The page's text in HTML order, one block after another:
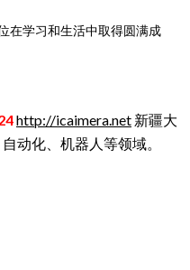
在学习和生活中取得圆满成
http://icaimera.net 新疆大
动化、机器人等领域。